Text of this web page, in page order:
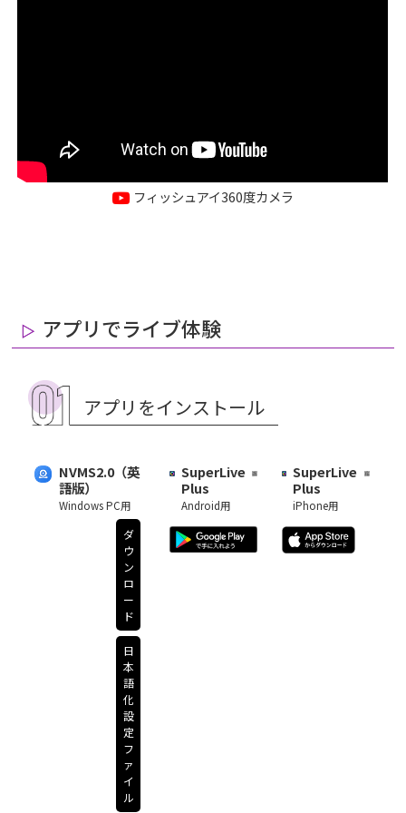
フィッシュアイ360度カメラ
アプリでライブ体験
アプリをインストール
NVMS2.0（英
語版）
Windows PC用
ダ
ウ
ン
ロ
ー
ド
日
本
語
化
設
定
フ
ァ
イ
ル
SuperLive
Plus
Android用
SuperLive
Plus
iPhone用